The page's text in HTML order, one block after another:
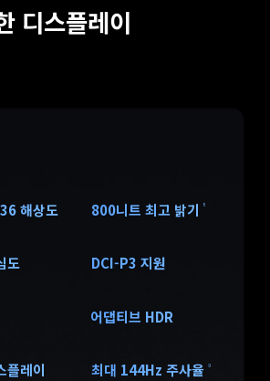
디스플레이
해상도 800니트 최고 밝기 8
도 DCI-P3 지원
어댑티브 HDR
플레이 최대 144Hz 주사율 9